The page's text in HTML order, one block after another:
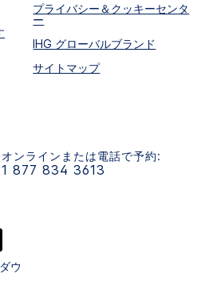
プライバシー＆クッキーセンタ
ー
IHG グローバルブランド
サイトマップ
オンラインまたは電話で予約:
1 877 834 3613
ウ